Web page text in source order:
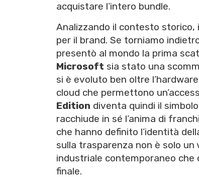
acquistare l’intero bundle.
Analizzando il contesto storico,
per il brand. Se torniamo
presentò al mondo la prima
Microsoft sia stato una
si è evoluto ben oltre
cloud che permettono
Edition diventa quindi il
racchiude in sé l’anima di
che hanno definito l’identità
sulla trasparenza non è solo
industriale contemporaneo che
finale.